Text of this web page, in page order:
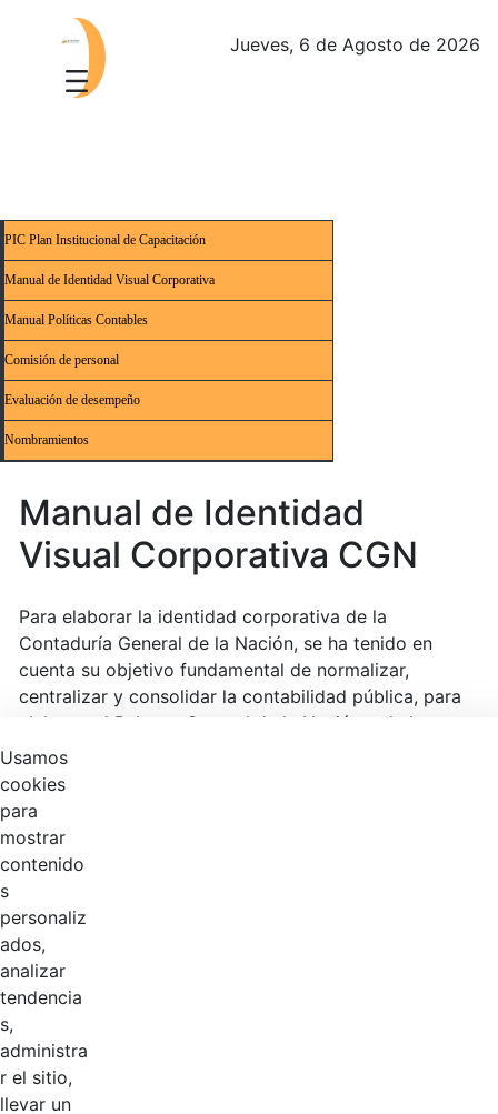
Jueves, 6 de Agosto de 2026
PIC Plan Institucional de Capacitación
Manual de Identidad Visual Corporativa
Manual Políticas Contables
Comisión de personal
Evaluación de desempeño
Nombramientos
Manual de Identidad
Visual Corporativa CGN
Para elaborar la identidad corporativa de la
Contaduría General de la Nación, se ha tenido en
cuenta su objetivo fundamental de normalizar,
centralizar y consolidar la contabilidad pública, para
elaborar el Balance General de la Nación y de la
Hacienda Pública, así como otros informes contables,
útiles para la toma de decisiones, la rendición de
cuentas y el control de las entidades públicas, los
ciudadanos y demás grupos de valor.
Manual de Identidad Visual Corporativa CGN versión
Logotipos
0 de 1 Artículos seleccionados/as
Usamos
cookies
para
mostrar
contenido
s
personaliz
ados,
analizar
tendencia
s,
administra
r el sitio,
llevar un